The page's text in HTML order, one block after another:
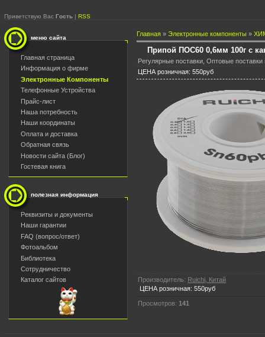
Приветствую Вас Гость | RSS
меню сайта
Главная страница
Информация о фирме
Электронные Компоненты
Телефонные Устройства
Прайс-лист
Наша потребность
Наши координаты
Оплата и доставка
Обратная связь
Новости сайта (Блог)
Гостевая книга
полезная информация
Реквизиты и документы
Наши гарантии
FAQ (вопрос/ответ)
Фотоальбом
Библиотека
Сотрудничество
Каталог сайтов
Главная » Электронные компоненты »
Припой ПОС60 0,6мм 100г c
Регулярные поставки, Оптовые поставки
ЦЕНА розничная: 550руб
Производитель: Ruichi, Китай
ЦЕНА розничная: 550руб
Просмотров: 141